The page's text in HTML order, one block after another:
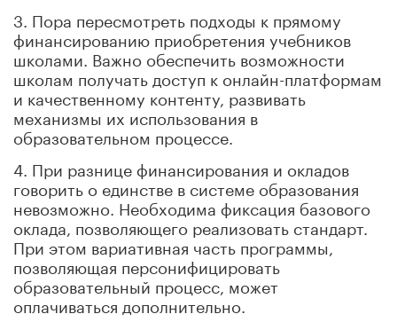
3. Пора пересмотреть подходы к прямому
финансированию приобретения учебников
школами. Важно обеспечить возможности
школам получать доступ к онлайн-платформам
и качественному контенту, развивать
механизмы их использования в
образовательном процессе.
4. При разнице финансирования и окладов
говорить о единстве в системе образования
невозможно. Необходима фиксация базового
оклада, позволяющего реализовать стандарт.
При этом вариативная часть программы,
позволяющая персонифицировать
образовательный процесс, может
оплачиваться дополнительно.